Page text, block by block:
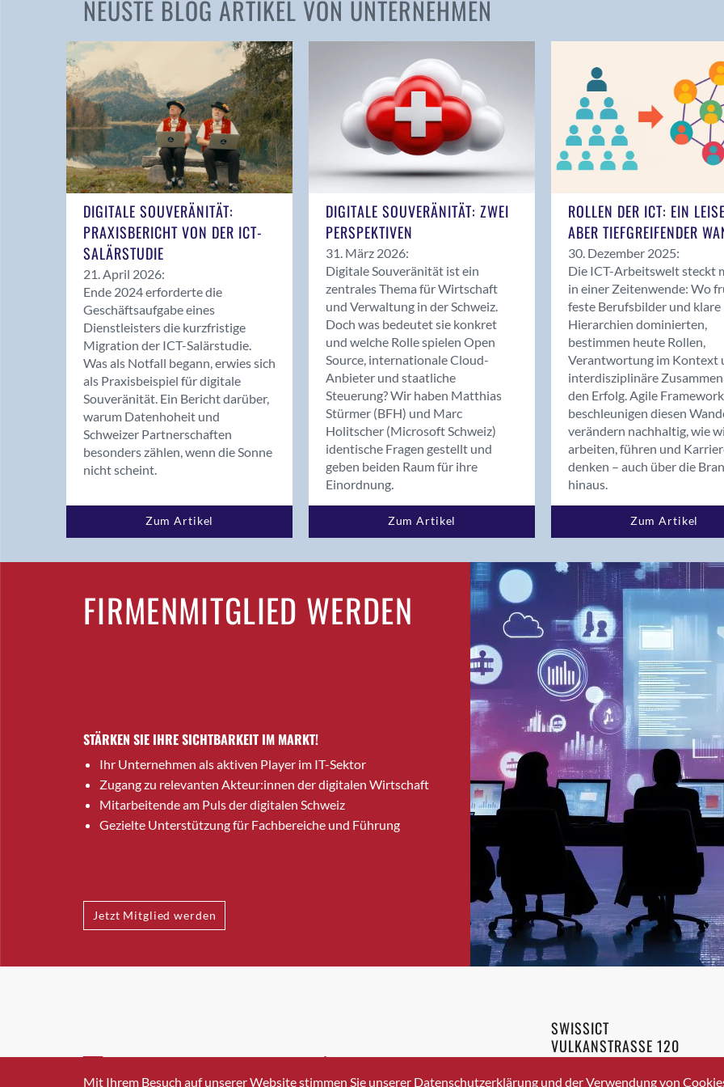
Andelfingen
Balsthal
Balzers
Bassersdorf
Benken (SG)
Bergdietikon
Bern - Liebefeld
Birsfelden
Bolligen
Bonaduz
Bonstetten
Bottighofen
Bremgarten bei Bern
Brig-Glis
Bronschhofen
Brugg
Brugg AG
Burgdorf
Bäretswil
Bülach
Cazis
Crissier
Davos Platz
NEUSTE BLOG ARTIKEL VON UNTERNEHMEN
DIGITALE SOUVERÄNITÄT:
PRAXISBERICHT VON DER ICT-
SALÄRSTUDIE
21. April 2026:
Ende 2024 erforderte die
Geschäftsaufgabe eines
Dienstleisters die kurzfristige
Migration der ICT-Salärstudie.
Was als Notfall begann, erwies sich
als Praxisbeispiel für digitale
Souveränität. Ein Bericht darüber,
warum Datenhoheit und
Schweizer Partnerschaften
besonders zählen, wenn die Sonne
nicht scheint.
Zum Artikel
DIGITALE SOUVERÄNITÄT: ZWEI
PERSPEKTIVEN
31. März 2026:
Digitale Souveränität ist ein
zentrales Thema für Wirtschaft
und Verwaltung in der Schweiz.
Doch was bedeutet sie konkret
und welche Rolle spielen Open
Source, internationale Cloud-
Anbieter und staatliche
Steuerung? Wir haben Matthias
Stürmer (BFH) und Marc
Holitscher (Microsoft Schweiz)
identische Fragen gestellt und
geben beiden Raum für ihre
Einordnung.
Zum Artikel
ROLLEN DER ICT: EIN
ABER TIEFGREIFENDER
30. Dezember 2025:
Die ICT-Arbeitswelt steckt
in einer Zeitenwende: Wo
feste Berufsbilder und klare
Hierarchien dominierten,
bestimmen heute Rollen,
Verantwortung im Kontext
interdisziplinäre
den Erfolg. Agile
beschleunigen diesen
verändern nachhaltig, wie
arbeiten, führen und
denken – auch über die
hinaus.
Zum Artikel
FIRMENMITGLIED WERDEN
STÄRKEN SIE IHRE SICHTBARKEIT IM MARKT!
Ihr Unternehmen als aktiven Player im IT-Sektor
Zugang zu relevanten Akteur:innen der digitalen Wirtschaft
Mitarbeitende am Puls der digitalen Schweiz
Gezielte Unterstützung für Fachbereiche und Führung
Jetzt Mitglied werden
INFO@SWISSICT.CH +41 43 336 40 20
SWISSICT
VULKANSTRASSE 120
8048 ZURICH
Mit Ihrem Besuch auf unserer Website stimmen Sie unserer Datenschutzerklärung und der Verwendung von